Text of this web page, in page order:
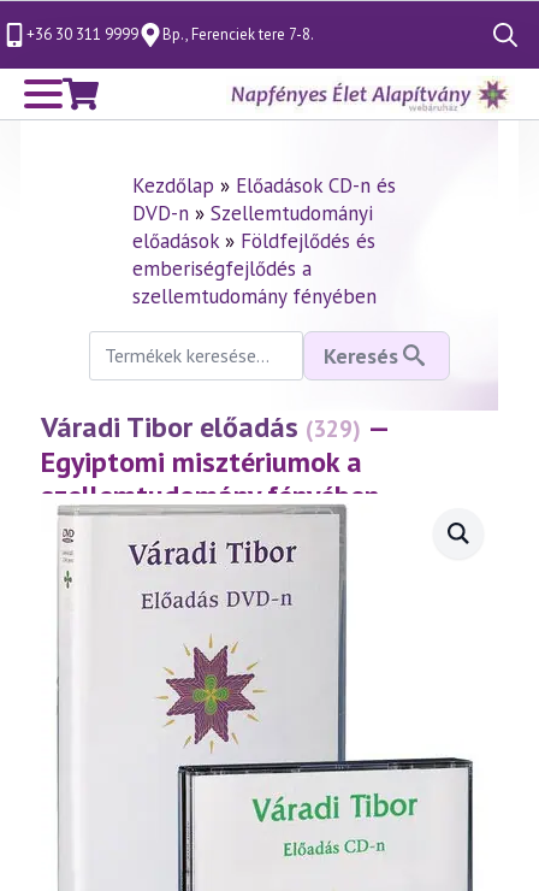
+36 30 311 9999 Bp., Ferenciek tere 7-8.
Search
for:
Kezdőlap » Előadások CD-n és
DVD-n» Szellemtudományi
előadások» Földfejlődés és
emberiségfejlődés a
szellemtudomány fényében
Keresés
következőre:
Keresés
Váradi Tibor előadás (329) —
Egyiptomi misztériumok a
szellemtudomány fényében
(2004.02.22.)